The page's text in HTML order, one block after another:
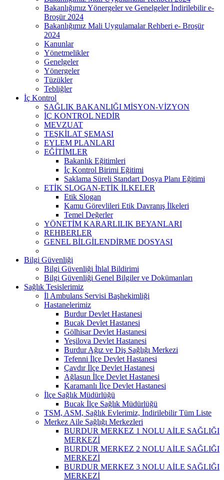
Bakanlığımız Yönergeler ve Genelgeler İndirilebilir e-
Broşür 2024
Bakanlığımız Mali Uygulamalar Rehberi e- Broşür
2024
Kanunlar
Yönetmelikler
Genelgeler
Yönergeler
Tüzükler
Tebliğler
İç Kontrol
SAĞLIK BAKANLIĞI MİSYON-VİZYON
İÇ KONTROL NEDİR
MEVZUAT
TEŞKİLAT ŞEMASI
EYLEM PLANLARI
EĞİTİMLER
Bakanlık Eğitimleri
İç Kontrol Birimi Eğitimi
Saklama Süreli Standart Dosya Planı Eğitimi
ETİK SLOGAN-ETİK İLKELER
Etik Slogan
Kamu Görevlileri Etik Davranış İlkeleri
Temel Değerler
YÖNETİM KARARLILIK BEYANLARI
REHBERLER
GENEL BİLGİLENDİRME DOSYASI
Bilgi Güvenliği
Bilgi Güvenliği İhlal Bildirimi
Bilgi Güvenliği Genel Bilgiler ve Dokümanları
Sağlık Tesislerimiz
İl Ambulans Servisi Başhekimliği
Hastanelerimiz
Burdur Devlet Hastanesi
Bucak Devlet Hastanesi
Gölhisar Devlet Hastanesi
Yeşilova Devlet Hastanesi
Burdur Ağız ve Diş Sağlığı Merkezi
Tefenni İlçe Devlet Hastanesi
Çavdır İlçe Devlet Hastanesi
Ağlasun İlçe Devlet Hastanesi
Karamanlı İlçe Devlet Hastanesi
İlçe Sağlık Müdürlüğü
Bucak İlçe Sağlık Müdürlüğü
TSM, ASM, Sağlık Evlerimiz, İndirilebilir Tüm Liste
Merkez Aile Sağlığı Merkezleri
BURDUR MERKEZ 1 NOLU AİLE SAĞLIĞI
MERKEZİ
BURDUR MERKEZ 2 NOLU AİLE SAĞLIĞI
MERKEZİ
BURDUR MERKEZ 3 NOLU AİLE SAĞLIĞI
MERKEZİ